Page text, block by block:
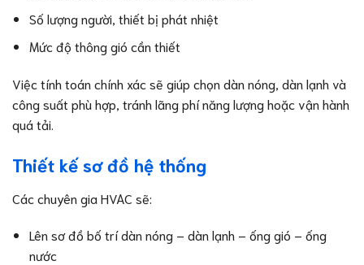
Số lượng người, thiết bị phát nhiệt
Mức độ thông gió cần thiết
Việc tính toán chính xác sẽ giúp chọn dàn nóng, dàn lạnh và
công suất phù hợp, tránh lãng phí năng lượng hoặc vận hành
quá tải.
Thiết kế sơ đồ hệ thống
Các chuyên gia HVAC sẽ:
Lên sơ đồ bố trí dàn nóng – dàn lạnh – ống gió – ống
nước